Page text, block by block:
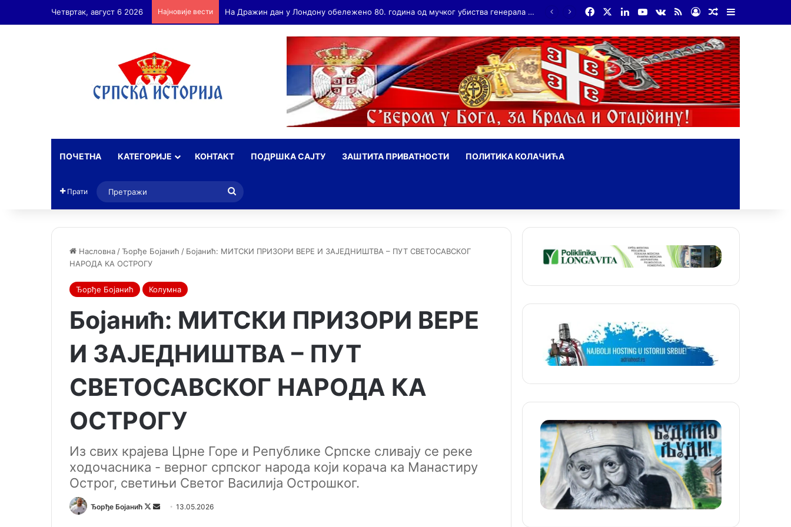
Четвртак, август 6 2026 Најновије вести Бојанић: ВОЈА ТАНКОСИЋ – ЧОВЕК КОГА СУ СЕ ПЛАШИЛИ И ЖИВОГ И МРТВОГ, а нема ни споненик FacebookLinkedInYouTube
vk.com
RSS Log InRandom Article
ПОЧЕТНА КАТЕГОРИЈЕ КОНТАКТ ПОДРШКА САЈТУ ЗАШТИТА ПРИВАТНОСТИ ПОЛИТИКА КОЛАЧИЋА
Прати
Насловна /Ђорђе Бојанић / Бојанић: МИТСКИ ПРИЗОРИ ВЕРЕ И ЗАЈЕДНИШТВА – ПУТ СВЕТОСАВСКОГ
НАРОДА КА ОСТРОГУ
Ђорђе Бојанић Колумна
Бојанић: МИТСКИ ПРИЗОРИ ВЕРЕ
И ЗАЈЕДНИШТВА – ПУТ
СВЕТОСАВСКОГ НАРОДА КА
ОСТРОГУ
Из свих крајева Црне Горе и Републике Српске сливају се реке
ходочасника - верног српског народа који корача ка Манастиру
Острог, светињи Светог Василија Острошког.
Ђорђе Бојанић
F
13.05.2026